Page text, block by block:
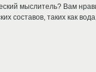
мыслитель? Вам
составов, таких как